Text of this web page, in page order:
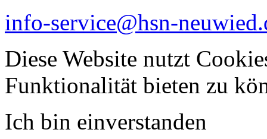
info-service@hsn-
Diese Website nutzt
Funktionalität bieten zu
Ich bin einverstanden